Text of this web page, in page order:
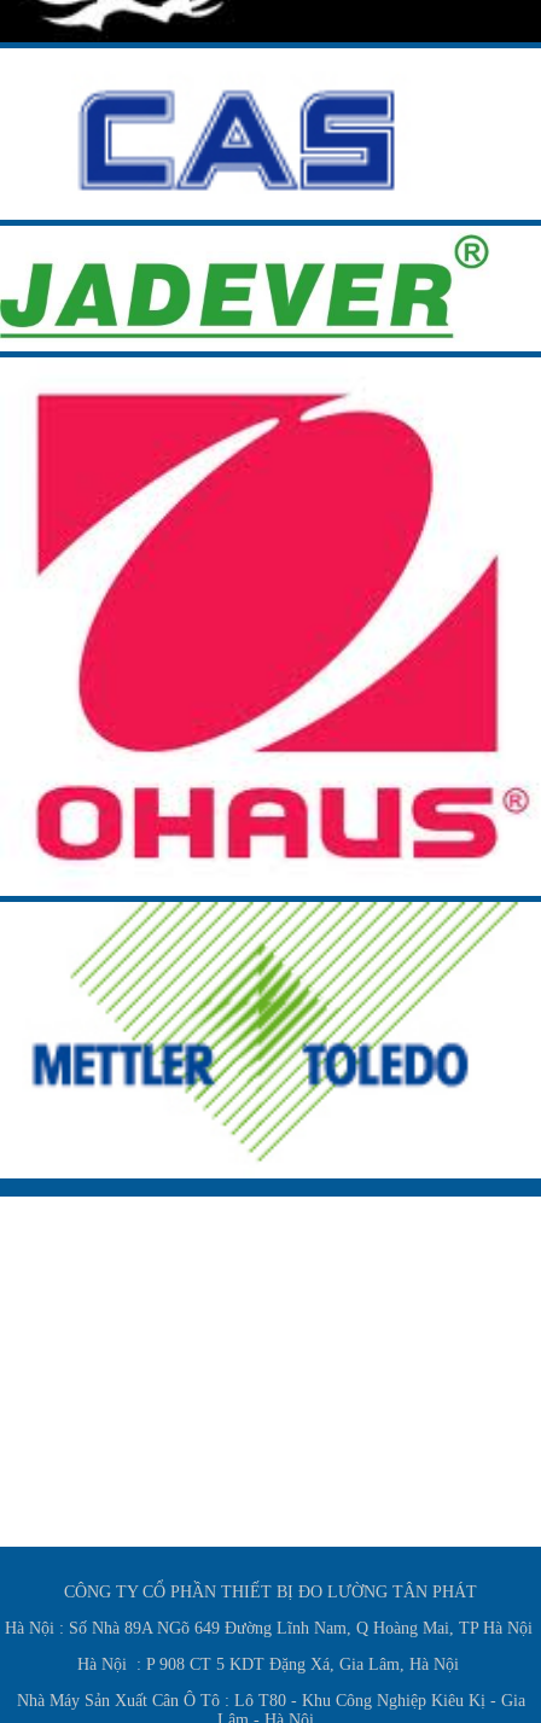
CÔNG TY CỔ PHẦN THIẾT BỊ ĐO LƯỜNG TÂN PHÁT
Hà Nội : Số Nhà 89A NGõ 649 Đường Lĩnh Nam, Q Hoàng Mai, TP Hà Nội
Hà Nội : P 908 CT 5 KDT Đặng Xá, Gia Lâm, Hà Nội
Nhà Máy Sản Xuất Cân Ô Tô : Lô T80 - Khu Công Nghiệp Kiêu Kị - Gia